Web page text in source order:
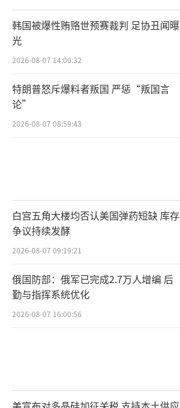
韩国被爆性贿赂世预赛裁判 足协丑闻曝
光
2026-08-07 14:00:32
特朗普怒斥爆料者叛国 严惩“叛国言
论”
2026-08-07 08:59:43
白宫五角大楼均否认美国弹药短缺 库存
争议持续发酵
2026-08-07 09:19:21
俄国防部：俄军已完成2.7万人增编 后
勤与指挥系统优化
2026-08-07 16:00:56